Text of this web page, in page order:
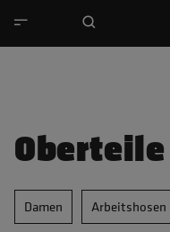
Damen Arbeitshosen